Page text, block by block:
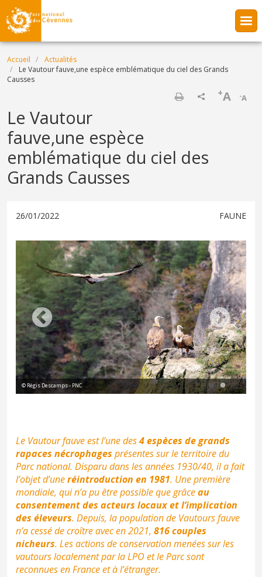
Aller au contenu principal
Fil d'Ariane
Accueil
Actualités
Le Vautour fauve,une espèce emblématique du ciel des Grands
Causses
-A
+A
Le Vautour
fauve,une espèce
emblématique du ciel des
Grands Causses
26/01/2022 FAUNE
© Régis Descamps - PNC
Le Vautour fauve est l’une des4 espèces de grands
rapaces nécrophages présentes sur le territoire du
Parc national. Disparu dans les années 1930/40, il a fait
l’objet d’uneréintroduction en 1981. Une première
mondiale, qui n’a pu être possible que grâceau
consentement des acteurs locaux et l’implication
des éleveurs. Depuis, la population de Vautours fauve
n’a cessé de croître avec en 2021, 816 couples
nicheurs. Les actions de conservation menées sur les
vautours localement par la LPO et le Parc sont
reconnues en France et à l’étranger.